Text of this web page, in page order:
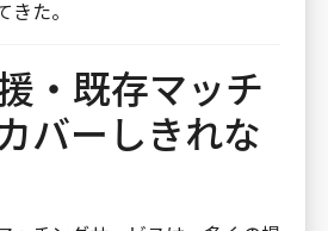
た。
・既存マッチ
バーしきれな